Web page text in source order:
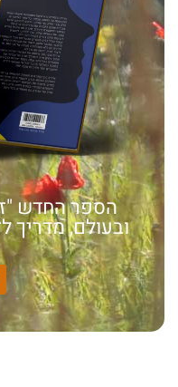
הספר החדש
ובעולם, מדריך